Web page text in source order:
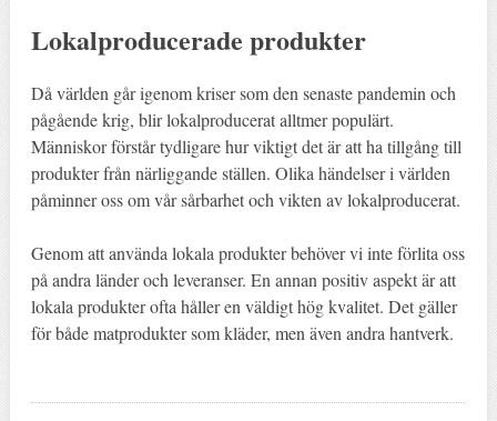
Lokalproducerade produkter
Då världen går igenom kriser som den senaste pandemin och
pågående krig, blir lokalproducerat alltmer populärt.
Människor förstår tydligare hur viktigt det är att ha tillgång till
produkter från närliggande ställen. Olika händelser i världen
påminner oss om vår sårbarhet och vikten av lokalproducerat.
Genom att använda lokala produkter behöver vi inte förlita oss
på andra länder och leveranser. En annan positiv aspekt är att
lokala produkter ofta håller en väldigt hög kvalitet. Det gäller
för både matprodukter som kläder, men även andra hantverk.